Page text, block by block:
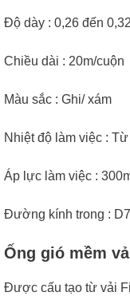
Độ dày : 0,26 đến
Chiều dài : 20m/cuộn
Màu sắc : Ghi/ xám
Nhiệt độ làm việc :
Áp lực làm việc :
Đường kính trong :
Ống gió mềm
Được cấu tạo từ vải